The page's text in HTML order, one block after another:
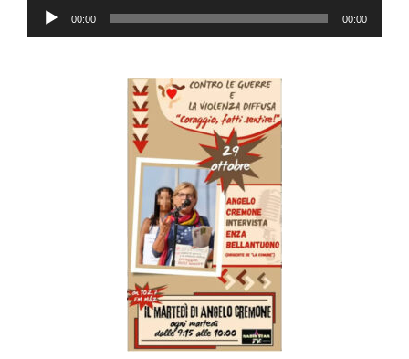
Reproductor
de
00:00 00:00